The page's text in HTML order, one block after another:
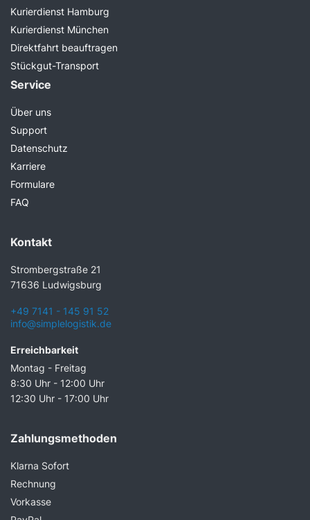
Kurierdienst Hamburg
Kurierdienst München
Direktfahrt beauftragen
Stückgut-Transport
Service
Über uns
Support
Datenschutz
Karriere
Formulare
FAQ
Kontakt
Strombergstraße 21
71636 Ludwigsburg
+49 7141 - 145 91 52
info@simplelogistik.de
Erreichbarkeit
Montag - Freitag
8:30 Uhr - 12:00 Uhr
12:30 Uhr - 17:00 Uhr
Zahlungsmethoden
Klarna Sofort
Rechnung
Vorkasse